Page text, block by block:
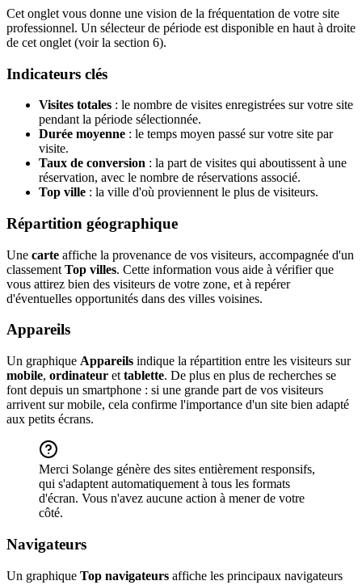
Cet onglet vous donne une vision de la fréquentation de votre site
professionnel. Un sélecteur de période est disponible en haut à droite
de cet onglet (voir la section 6).
Indicateurs clés
Visites totales : le nombre de visites enregistrées sur votre site
pendant la période sélectionnée.
Durée moyenne : le temps moyen passé sur votre site par
visite.
Taux de conversion : la part de visites qui aboutissent à une
réservation, avec le nombre de réservations associé.
Top ville : la ville d'où proviennent le plus de visiteurs.
Répartition géographique
Une carte affiche la provenance de vos visiteurs, accompagnée d'un
classement Top villes. Cette information vous aide à vérifier que
vous attirez bien des visiteurs de votre zone, et à repérer
d'éventuelles opportunités dans des villes voisines.
Appareils
Un graphique Appareils indique la répartition entre les visiteurs sur
mobile, ordinateur et tablette. De plus en plus de recherches se
font depuis un smartphone : si une grande part de vos visiteurs
arrivent sur mobile, cela confirme l'importance d'un site bien adapté
aux petits écrans.
Merci Solange génère des sites entièrement responsifs,
qui s'adaptent automatiquement à tous les formats
d'écran. Vous n'avez aucune action à mener de votre
côté.
Navigateurs
Un graphique Top navigateurs affiche les principaux navigateurs